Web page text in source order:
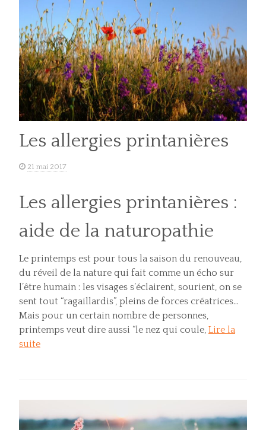
Les allergies printanières
21 mai 2017
Les allergies printanières :
aide de la naturopathie
Le printemps est pour tous la saison du renouveau,
du réveil de la nature qui fait comme un écho sur
l’être humain : les visages s’éclairent, sourient, on se
sent tout “ragaillardis”, pleins de forces créatrices…
Mais pour un certain nombre de personnes,
printemps veut dire aussi “le nez qui coule, Lire la
suite